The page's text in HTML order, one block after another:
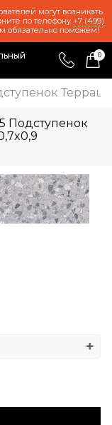
могут возникать
по телефону +7 (499)
обязательно поможем!
0
Подступенок